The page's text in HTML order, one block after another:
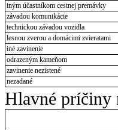
iným účastníkom cestnej premávky
závadou komunikácie
technickou závadou vozidla
lesnou zverou a domácimi zvieratami
iné zavinenie
odrazeným kameňom
zavinenie nezistené
nezadané
Hlavné príčiny